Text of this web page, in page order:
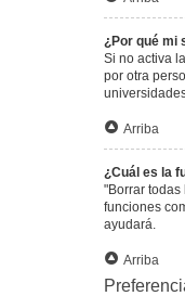
¿Por qué mi
Si no activa
por otra
Arriba
¿Cuál es la
"Borrar
funciones
ayudará.
Arriba